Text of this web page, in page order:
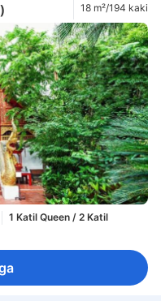
18 m²/194 kaki
1 Katil Queen / 2 Katil